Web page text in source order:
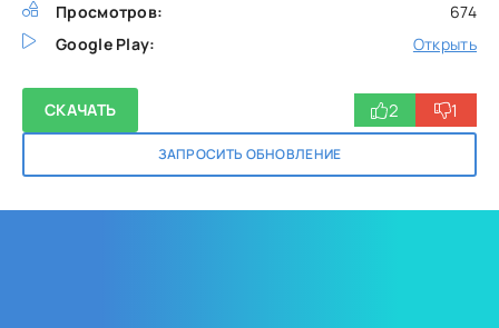
Просмотров:
674
Google Play:
Открыть
СКАЧАТЬ
ЗАПРОСИТЬ ОБНОВЛЕНИЕ
2 1